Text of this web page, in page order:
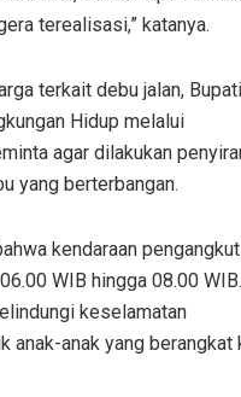
terealisasi,” katanya.
terkait debu jalan, Bupati
Hidup melalui
agar dilakukan
yang berterbangan.
kendaraan pengangkut
WIB hingga 08.00 WIB.
keselamatan
anak-anak yang berangkat